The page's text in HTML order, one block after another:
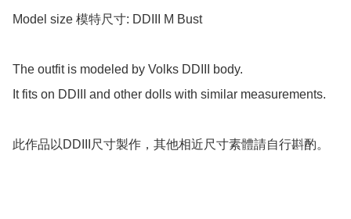
Model size 模特尺寸: DDIII M Bust
The outfit is modeled by Volks DDIII body.
It fits on DDIII and other dolls with similar measurements.
此作品以DDIII尺寸製作，其他相近尺寸素體請自行斟酌。